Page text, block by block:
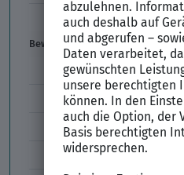
Gehaltswunsch
Bewerbung
E-Mail-Bewerbung
Anlagen und Zeugnisse
Initiativbewerbung
Interne Bewerbung